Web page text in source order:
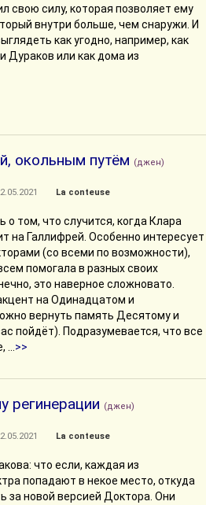
свою силу, которая позволяет ему
внутри больше, чем снаружи. И
как угодно, например, как
Дураков или как дома из
окольным путём (джен)
La conteuse
о том, что случится, когда Клара
на Галлифрей. Особенно интересует
(со всеми по возможности),
помогала в разных своих
это наверное сложновато.
на Одинадцатом и
вернуть память Десятому и
пойдёт). Подразумевается, что все
>>
регинерации (джен)
La conteuse
что если, каждая из
попадают в некое место, откуда
за новой версией Доктора. Они